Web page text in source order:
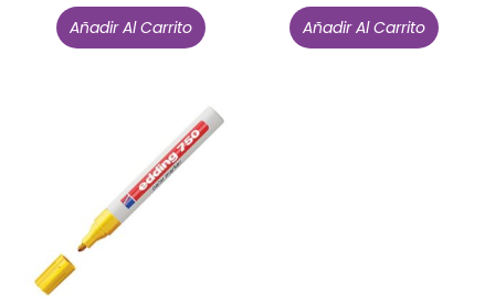
Añadir Al Carrito Añadir Al Carrito